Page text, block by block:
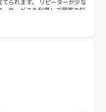
られます。 リピーターが少な
サービスを利用して顧客の悩
繋げられます。 また、休眠顧
取り込むノウハウをもってい
す。